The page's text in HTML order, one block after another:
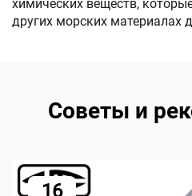
химических веществ,
других морских материалах
Советы и
16